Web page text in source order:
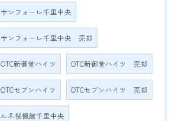
サンフォーレ千里中央
サンフォーレ千里中央 売却
OTC新御堂ハイツ OTC新御堂ハイツ 売却
OTCセブンハイツ OTCセブンハイツ 売却
ルネ桜楓館千里中央